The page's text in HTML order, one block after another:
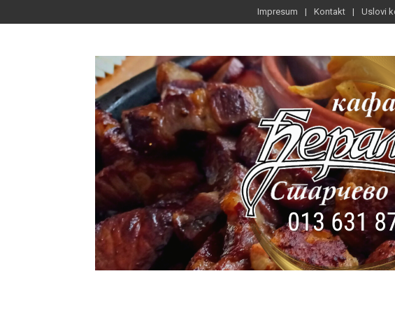
Impresum Kontakt Uslovi